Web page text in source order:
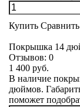
Купить Сравнить
Покрышка 14
Отзывов: 0
1 400 руб.
В наличие
дюймов.
поможет